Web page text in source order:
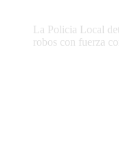
La Policia Local
robos con fuerza